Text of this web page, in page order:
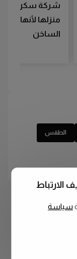
شركة سكن
منزلها لأنها لم
الساخن
الطقس
الارتباط
سياسة